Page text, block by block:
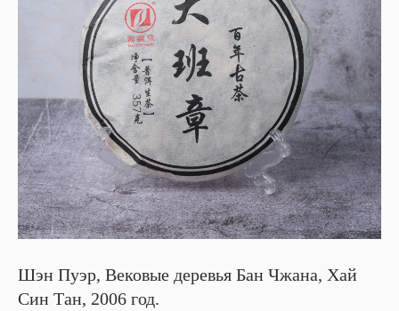
Шэн Пуэр, Вековые деревья Бан Чжана, Хай
Син Тан, 2006 год.